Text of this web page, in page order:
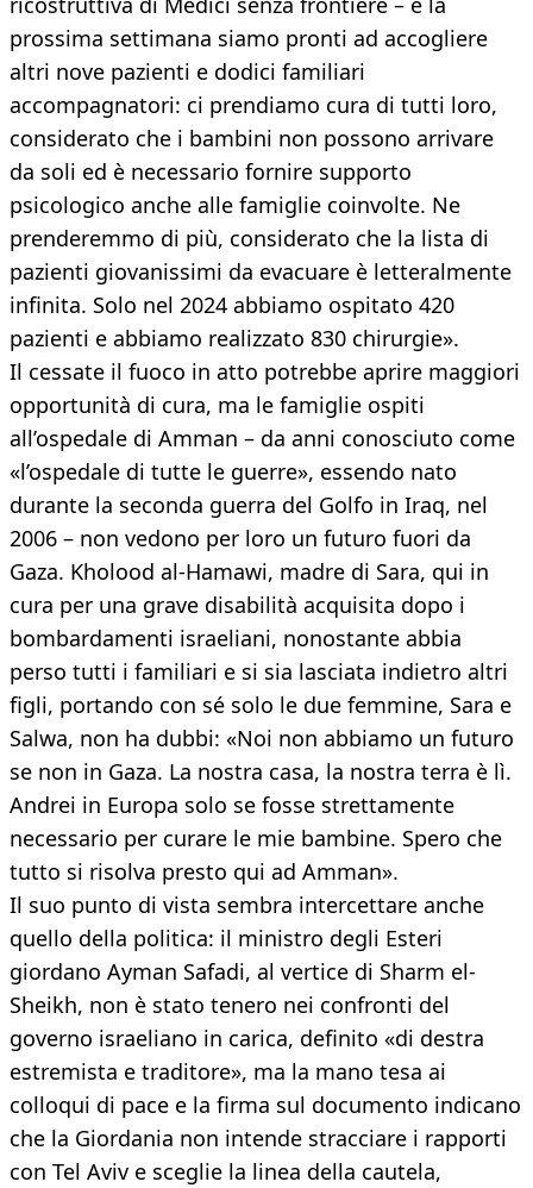
prossima settimana siamo pronti ad accogliere
altri nove pazienti e dodici familiari
accompagnatori: ci prendiamo cura di tutti loro,
considerato che i bambini non possono arrivare
da soli ed è necessario fornire supporto
psicologico anche alle famiglie coinvolte. Ne
prenderemmo di più, considerato che la lista di
pazienti giovanissimi da evacuare è letteralmente
infinita. Solo nel 2024 abbiamo ospitato 420
pazienti e abbiamo realizzato 830 chirurgie».
Il cessate il fuoco in atto potrebbe aprire maggiori
opportunità di cura, ma le famiglie ospiti
all’ospedale di Amman – da anni conosciuto come
«l’ospedale di tutte le guerre», essendo nato
durante la seconda guerra del Golfo in Iraq, nel
2006 – non vedono per loro un futuro fuori da
Gaza. Kholood al-Hamawi, madre di Sara, qui in
cura per una grave disabilità acquisita dopo i
bombardamenti israeliani, nonostante abbia
perso tutti i familiari e si sia lasciata indietro altri
figli, portando con sé solo le due femmine, Sara e
Salwa, non ha dubbi: «Noi non abbiamo un futuro
se non in Gaza. La nostra casa, la nostra terra è lì.
Andrei in Europa solo se fosse strettamente
necessario per curare le mie bambine. Spero che
tutto si risolva presto qui ad Amman».
Il suo punto di vista sembra intercettare anche
quello della politica: il ministro degli Esteri
giordano Ayman Safadi, al vertice di Sharm el-
Sheikh, non è stato tenero nei confronti del
governo israeliano in carica, definito «di destra
estremista e traditore», ma la mano tesa ai
colloqui di pace e la firma sul documento indicano
che la Giordania non intende stracciare i rapporti
con Tel Aviv e sceglie la linea della cautela,